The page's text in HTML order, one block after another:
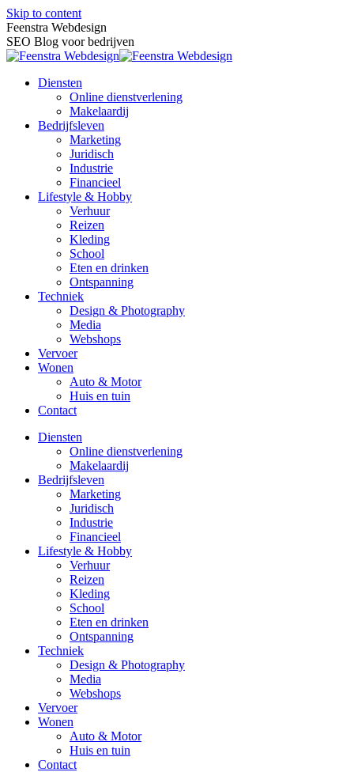
Skip to content
Feenstra Webdesign
SEO Blog voor bedrijven
Diensten
Online dienstverlening
Makelaardij
Bedrijfsleven
Marketing
Juridisch
Industrie
Financieel
Lifestyle & Hobby
Verhuur
Reizen
Kleding
School
Eten en drinken
Ontspanning
Techniek
Design & Photography
Media
Webshops
Vervoer
Wonen
Auto & Motor
Huis en tuin
Contact
Diensten
Online dienstverlening
Makelaardij
Bedrijfsleven
Marketing
Juridisch
Industrie
Financieel
Lifestyle & Hobby
Verhuur
Reizen
Kleding
School
Eten en drinken
Ontspanning
Techniek
Design & Photography
Media
Webshops
Vervoer
Wonen
Auto & Motor
Huis en tuin
Contact